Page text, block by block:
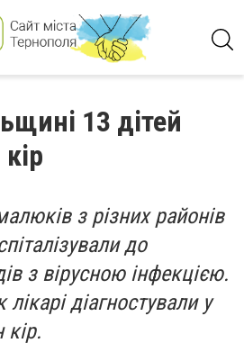
13 дітей
з різних районів
до
з вірусною інфекцією.
діагностували у